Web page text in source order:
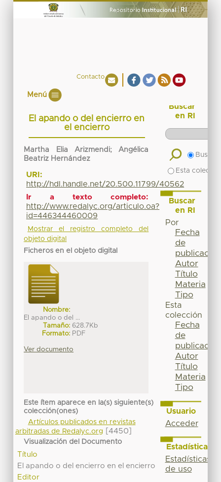
Contacto
Menú
El apando o del encierro en
el encierro
Martha Elia Arizmendi; Angélica
Beatriz Hernández
URI:
http://hdl.handle.net/20.500.11799/40562
Ir a texto completo:
http://www.redalyc.org/articulo.oa?
id=446344460009
Mostrar el registro completo del
objeto digital
Ficheros en el objeto digital
Nombre:
El apando o del ...
Tamaño: 628.7Kb
Formato: PDF
Ver documento
Este ítem aparece en la(s) siguiente(s)
colección(ones)
Artículos publicados en revistas
arbitradas de Redalyc.org
[4450]
Visualización del Documento
Título
El apando o del encierro en el encierro
Editor
Buscar
en RI
Buscar
Esta
Buscar
en RI
Por
Fecha
de
publicación
Autor
Título
Materia
Tipo
Esta
colección
Fecha
de
publicación
Autor
Título
Materia
Tipo
Usuario
Acceder
Estadísticas
Estadísticas
de uso